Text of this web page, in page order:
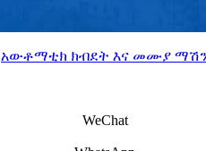
አውቶማቲክ ክብደት እና መሙያ
WeChat